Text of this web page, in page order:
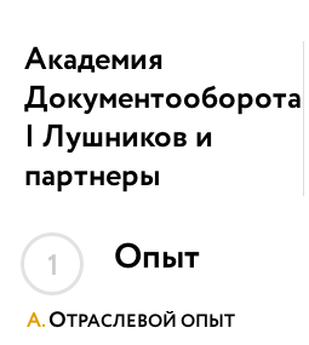
Академия
Документооборота
| Лушников и
партнеры
1 Опыт
ОТРАСЛЕВОЙ ОПЫТ